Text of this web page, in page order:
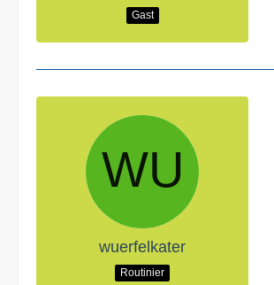
Gast
wuerfelkater
Routinier